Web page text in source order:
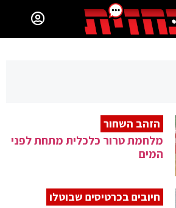
הזהב השחור
מלחמת טרור כלכלית מתחת לפני
המים
חיובים בכרטיסים שבוטלו